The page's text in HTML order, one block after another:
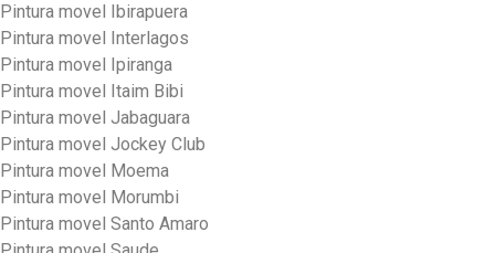
Pintura movel Ibirapuera
Pintura movel Interlagos
Pintura movel Ipiranga
Pintura movel Itaim Bibi
Pintura movel Jabaguara
Pintura movel Jockey Club
Pintura movel Moema
Pintura movel Morumbi
Pintura movel Santo Amaro